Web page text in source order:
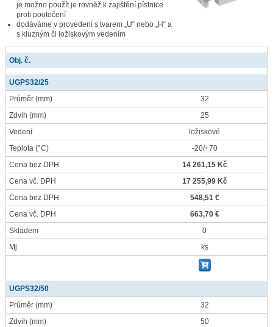
je možno použít je rovněž k zajištění pístnice
proti pootočení
dodáváme v provedení s tvarem „U“ nebo „H“ a
s kluzným či ložiskovým vedením
Obj. č.
UGPS32/25
Průměr (mm)
32
Zdvih (mm)
25
Vedení
ložiskové
Teplota (°C)
-20/+70
Cena bez DPH
14 261,15 Kč
Cena vč. DPH
17 255,99 Kč
Cena bez DPH
548,51 €
Cena vč. DPH
663,70 €
Skladem
0
Mj
ks
UGPS32/50
Průměr (mm)
32
Zdvih (mm)
50